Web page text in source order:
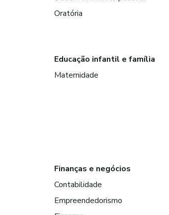
Oratória
Educação infantil e família
Maternidade
Finanças e negócios
Contabilidade
Empreendedorismo